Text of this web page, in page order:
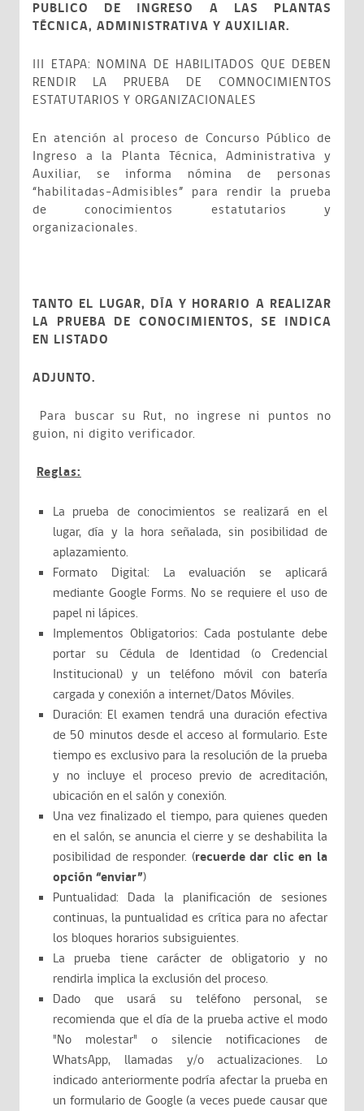
PUBLICO DE INGRESO A LAS PLANTAS
TÉCNICA, ADMINISTRATIVA Y AUXILIAR.
III ETAPA: NOMINA DE HABILITADOS QUE DEBEN
RENDIR LA PRUEBA DE COMNOCIMIENTOS
ESTATUTARIOS Y ORGANIZACIONALES
En atención al proceso de Concurso Público de
Ingreso a la Planta Técnica, Administrativa y
Auxiliar, se informa nómina de personas
“habilitadas-Admisibles” para rendir la prueba
de conocimientos estatutarios y
organizacionales.
TANTO EL LUGAR, DÍA Y HORARIO A REALIZAR
LA PRUEBA DE CONOCIMIENTOS, SE INDICA
EN LISTADO
ADJUNTO.
Para buscar su Rut, no ingrese ni puntos no
guion, ni digito verificador.
Reglas:
La prueba de conocimientos se realizará en el
lugar, día y la hora señalada, sin posibilidad de
aplazamiento.
Formato Digital: La evaluación se aplicará
mediante Google Forms. No se requiere el uso de
papel ni lápices.
Implementos Obligatorios: Cada postulante debe
portar su Cédula de Identidad (o Credencial
Institucional) y un teléfono móvil con batería
cargada y conexión a internet/Datos Móviles.
Duración: El examen tendrá una duración efectiva
de 50 minutos desde el acceso al formulario. Este
tiempo es exclusivo para la resolución de la prueba
y no incluye el proceso previo de acreditación,
ubicación en el salón y conexión.
Una vez finalizado el tiempo, para quienes queden
en el salón, se anuncia el cierre y se deshabilita la
posibilidad de responder. (recuerde dar clic en la
opción “enviar”)
Puntualidad: Dada la planificación de sesiones
continuas, la puntualidad es crítica para no afectar
los bloques horarios subsiguientes.
La prueba tiene carácter de obligatorio y no
rendirla implica la exclusión del proceso.
Dado que usará su teléfono personal, se
recomienda que el día de la prueba active el modo
"No molestar" o silencie notificaciones de
WhatsApp, llamadas y/o actualizaciones. Lo
indicado anteriormente podría afectar la prueba en
un formulario de Google (a veces puede causar que